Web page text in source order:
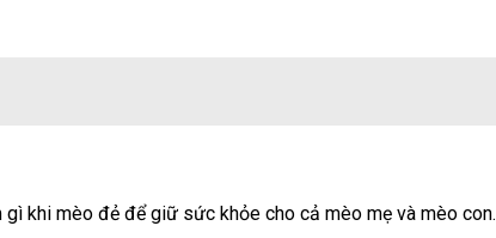
khi mèo đẻ để giữ sức khỏe cho cả mèo mẹ và mèo con.